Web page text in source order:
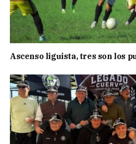
Ascenso liguista, tres son los